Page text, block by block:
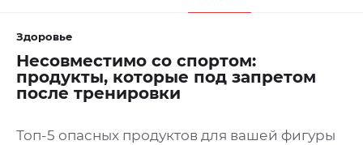
Здоровье
Несовместимо со спортом:
продукты, которые под запретом
после тренировки
Топ-5 опасных продуктов для вашей фигуры